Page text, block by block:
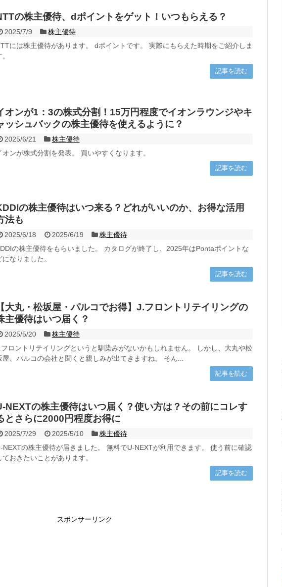
の株主優待、dポイントをゲット！いつもらえる？
2025/7/9
株主優待
には株主優待があります。 dポイントです。 実際にもらえた時期をご紹介しま
記事を読む
オンが1：3の株式分割！15万円程度でイオンラウンジやキ
ッシュバックの株主優待を使えるように？
2025/6/21
株主優待
オンが株式分割を発表。 買いやすくなります。
記事を読む
の株主優待はいつ来る？どれがいいのか、お得な活用
法も
2025/6/18 2025/6/19
株主優待
の株主優待をもらいました。 カタログが終了し、2025年はPontaポイントな
になりました。
記事を読む
【大丸・松坂屋・パルコでお得】J.フロントリテイリングの
主優待はいつ届く？
2025/5/20
株主優待
ロントリテイリングというと馴染みがないかもしれません。 しかし、大丸や松
屋、パルコの会社と聞くと親しみが出てきますね。 そん...
記事を読む
NEXTの株主優待はいつ届く？使い方は？その前にコレす
とさらに2000円程度お得に
2025/7/29 2025/5/10
株主優待
NEXTの株主優待が届きました。 無料でU-NEXTが利用できます。 使う前に確認
ておきたいことがあります。
記事を読む
スポンサーリンク